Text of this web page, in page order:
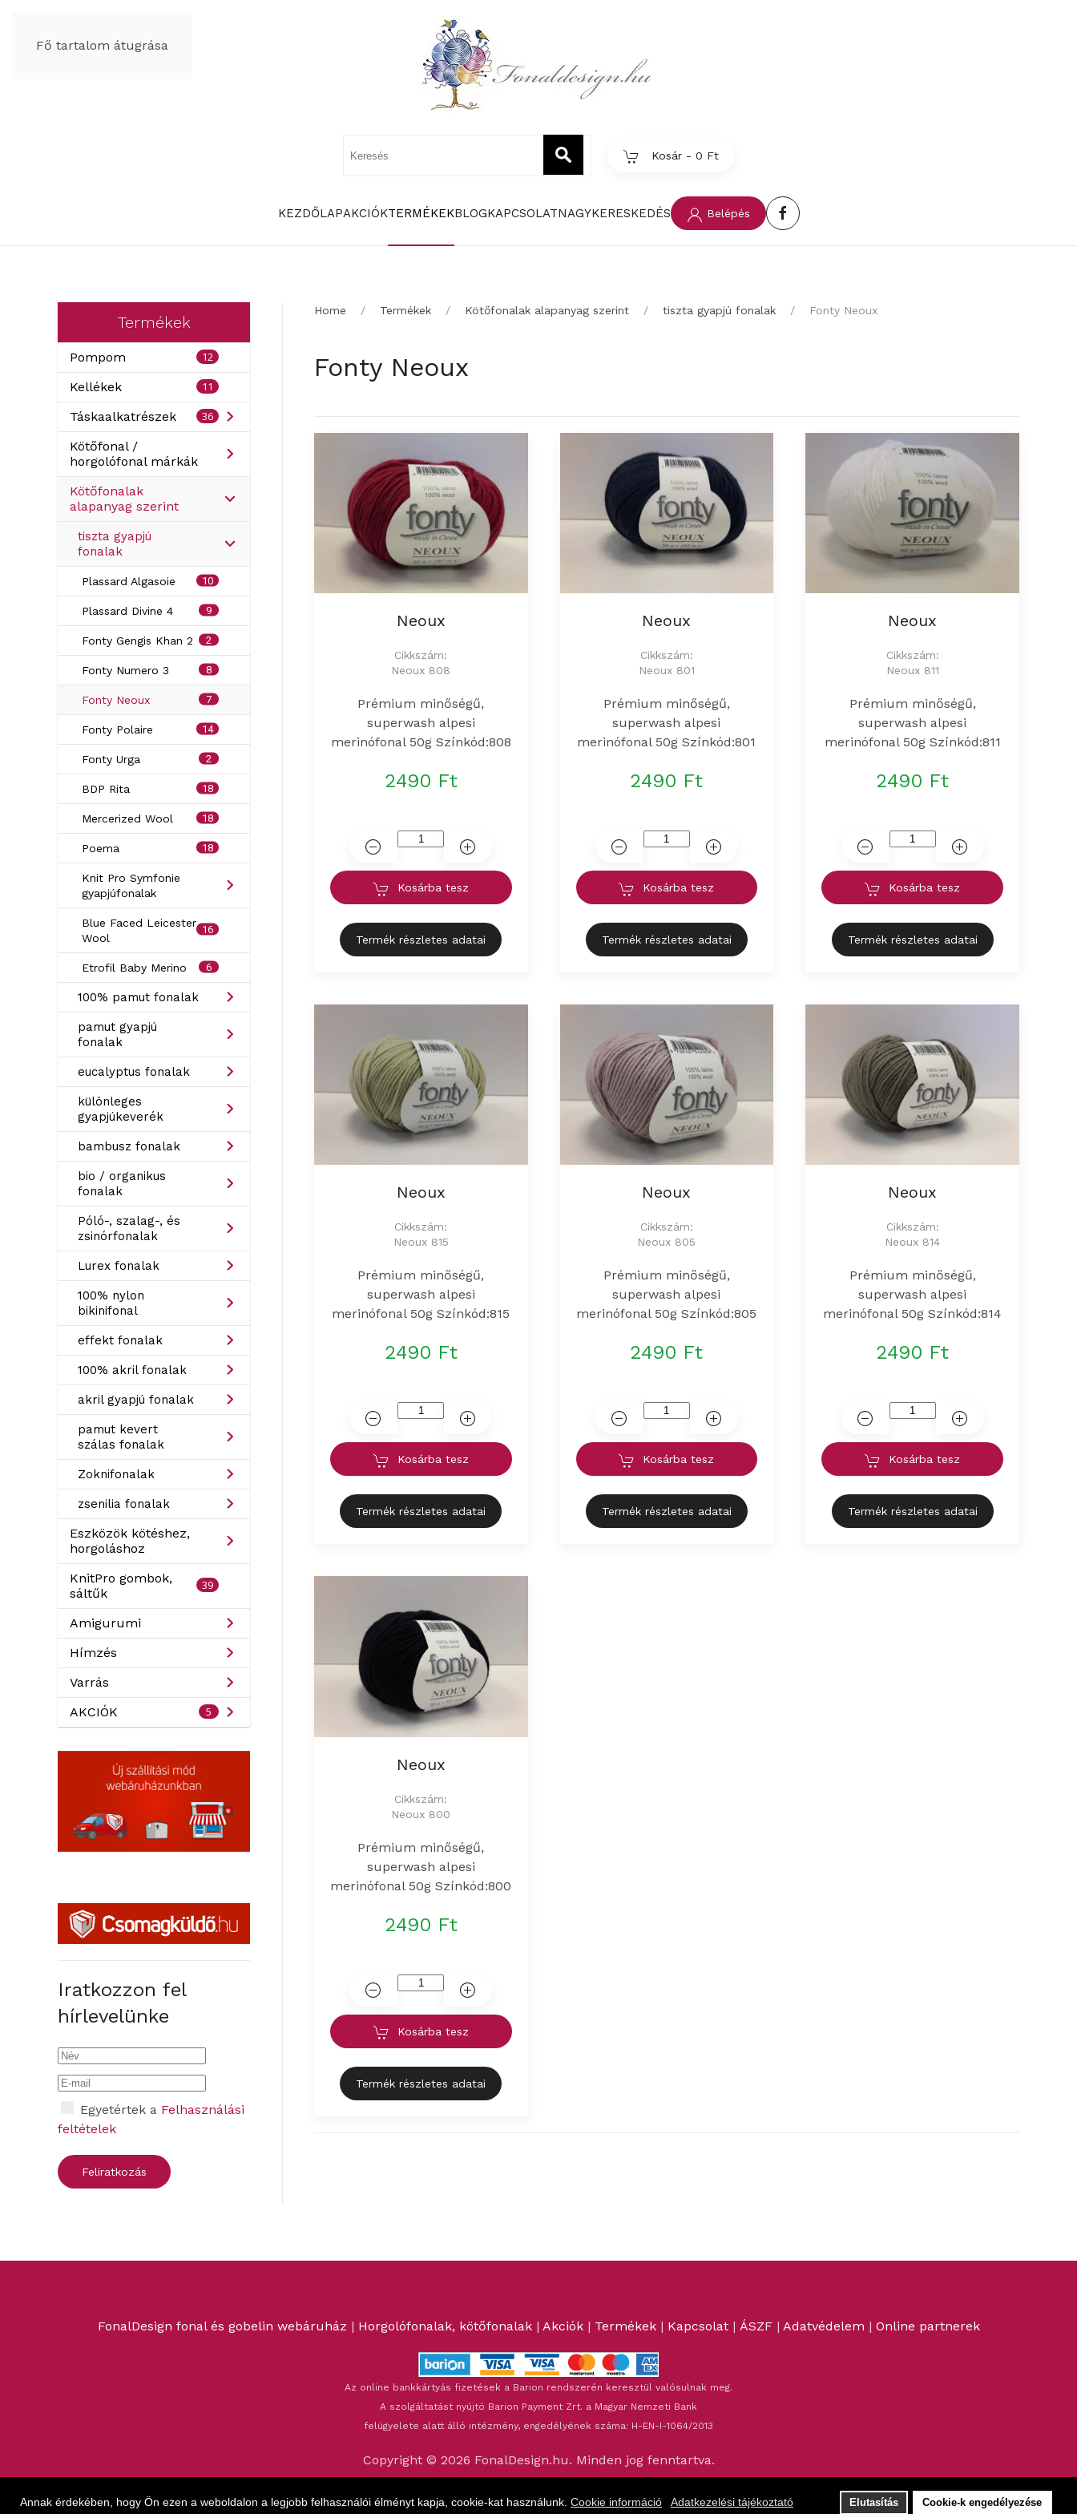
Annak érdekében, hogy Ön ezen a weboldalon a legjobb felhasználói élményt kapja, cookie-kat használunk. Cookie információ Adatkezelési tájékoztató Elutasítás Cookie-k engedélyezése
Fő tartalom átugrása
Kosár - 0 Ft
KEZDŐLAPAKCIÓKTERMÉKEKBLOGKAPCSOLATNAGYKERESKEDÉS Belépés
Termékek
Pompom 12
Kellékek 11
Táskaalkatrészek 36
Kötőfonal /
horgolófonal márkák
Kötőfonalak
alapanyag szerint
tiszta gyapjú
fonalak
Plassard Algasoie 10
Plassard Divine 4 9
Fonty Gengis Khan 2 2
Fonty Numero 3 8
Fonty Neoux 7
Fonty Polaire 14
Fonty Urga 2
BDP Rita 18
Mercerized Wool 18
Poema 18
Knit Pro Symfonie
gyapjúfonalak
Blue Faced Leicester
Wool
16
Etrofil Baby Merino 6
100% pamut fonalak
pamut gyapjú
fonalak
eucalyptus fonalak
különleges
gyapjúkeverék
bambusz fonalak
bio / organikus
fonalak
Póló-, szalag-, és
zsinórfonalak
Lurex fonalak
100% nylon
bikinifonal
effekt fonalak
100% akril fonalak
akril gyapjú fonalak
pamut kevert
szálas fonalak
Zoknifonalak
zsenilia fonalak
Eszközök kötéshez,
horgoláshoz
KnitPro gombok,
sáltűk
39
Amigurumi
Hímzés
Varrás
AKCIÓK
5
Iratkozzon fel
hírlevelünke
Egyetértek a Felhasználási
feltételek
Home Termékek Kötőfonalak alapanyag szerint tiszta gyapjú fonalak Fonty Neoux
Fonty Neoux
Neoux
Cikkszám:
Neoux 808
Prémium minőségű,
superwash alpesi
merinófonal 50g Színkód:808
2490 Ft
Kosárba tesz
Termék részletes adatai
Neoux
Cikkszám:
Neoux 801
Prémium minőségű,
superwash alpesi
merinófonal 50g Színkód:801
2490 Ft
Kosárba tesz
Termék részletes adatai
Neoux
Cikkszám:
Neoux 811
Prémium minőségű,
superwash alpesi
merinófonal 50g Színkód:811
2490 Ft
Kosárba tesz
Termék részletes adatai
Neoux
Cikkszám:
Neoux 815
Prémium minőségű,
superwash alpesi
merinófonal 50g Színkód:815
2490 Ft
Kosárba tesz
Termék részletes adatai
Neoux
Cikkszám:
Neoux 805
Prémium minőségű,
superwash alpesi
merinófonal 50g Színkód:805
2490 Ft
Kosárba tesz
Termék részletes adatai
Neoux
Cikkszám:
Neoux 814
Prémium minőségű,
superwash alpesi
merinófonal 50g Színkód:814
2490 Ft
Kosárba tesz
Termék részletes adatai
Neoux
Cikkszám:
Neoux 800
Prémium minőségű,
superwash alpesi
merinófonal 50g Színkód:800
2490 Ft
Kosárba tesz
Termék részletes adatai
FonalDesign fonal és gobelin webáruház | Horgolófonalak, kötőfonalak| Akciók| Termékek| Kapcsolat| ÁSZF| Adatvédelem | Online partnerek
Az online bankkártyás fizetések a Barion rendszerén keresztül valósulnak meg.
A szolgáltatást nyújtó Barion Payment Zrt. a Magyar Nemzeti Bank
felügyelete alatt álló intézmény, engedélyének száma: H-EN-I-1064/2013
Copyright © 2026 FonalDesign.hu. Minden jog fenntartva.